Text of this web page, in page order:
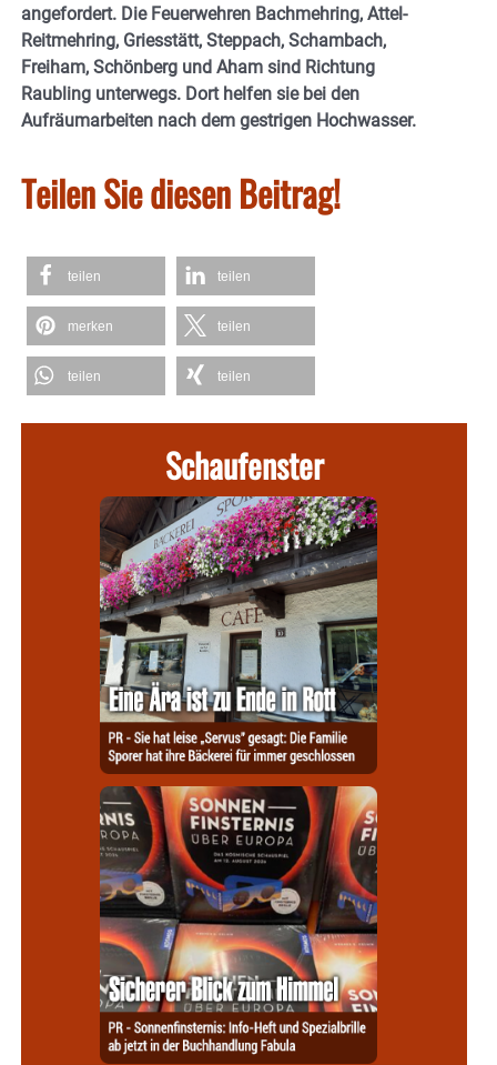
angefordert. Die Feuerwehren Bachmehring, Attel-
Reitmehring, Griesstätt, Steppach, Schambach,
Freiham, Schönberg und Aham sind Richtung
Raubling unterwegs. Dort helfen sie bei den
Aufräumarbeiten nach dem gestrigen Hochwasser.
Teilen Sie diesen Beitrag!
teilen teilen
merken teilen
teilen teilen
Schaufenster